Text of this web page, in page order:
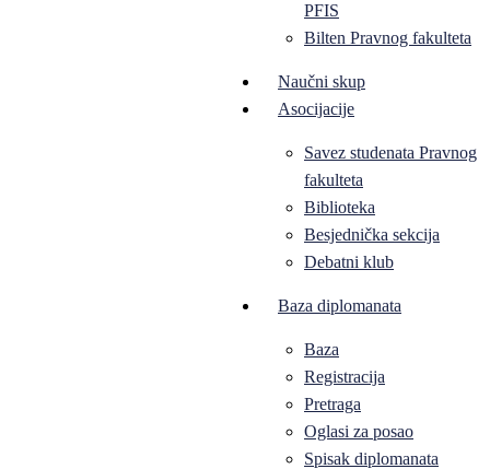
PFIS
Bilten Pravnog fakulteta
Naučni skup
Asocijacije
Savez studenata Pravnog
fakulteta
Biblioteka
Besjednička sekcija
Debatni klub
Baza diplomanata
Baza
Registracija
Pretraga
Oglasi za posao
Spisak diplomanata